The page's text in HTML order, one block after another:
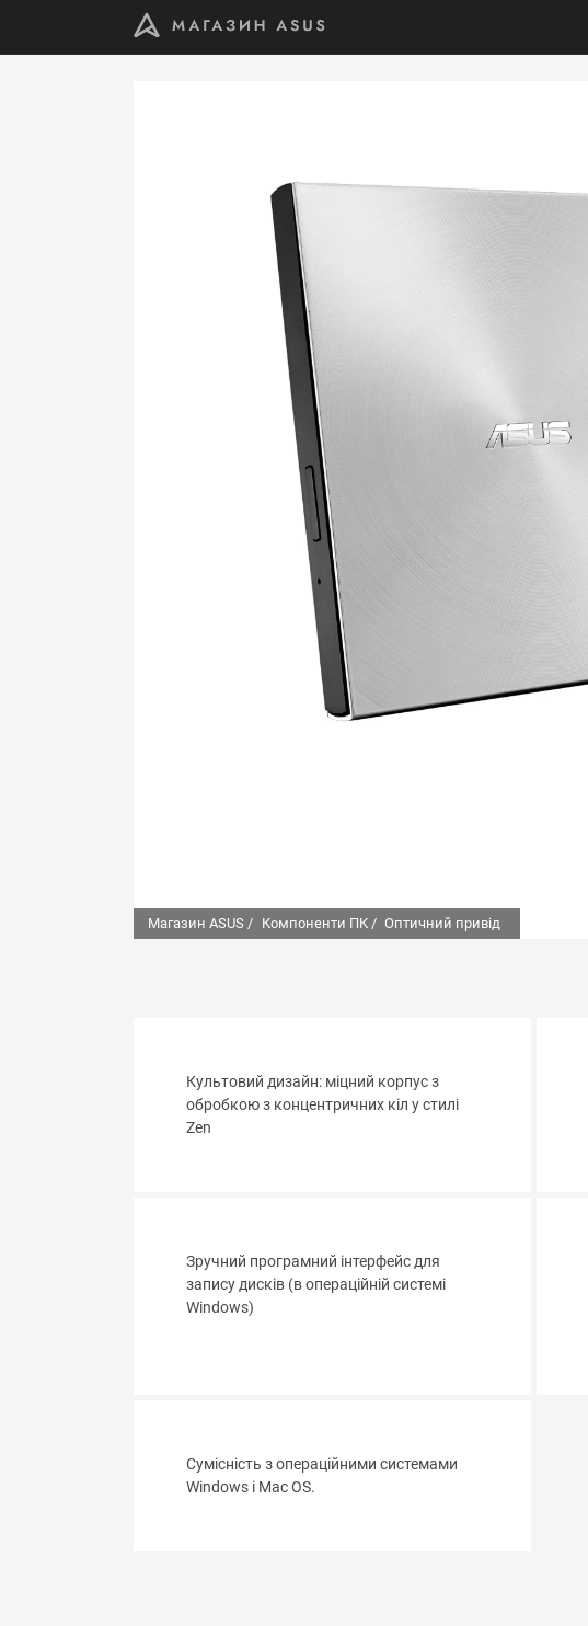
Магазин ASUS / Компоненти ПК / Оптичний привід
Культовий дизайн: міцний корпус з
обробкою з концентричних кіл у стилі
Zen
Зручний програмний інтерфейс для
запису дисків (в операційній системі
Windows)
Сумісність з операційними системами
Windows і Mac OS.